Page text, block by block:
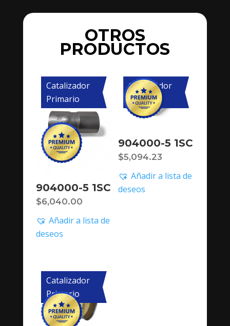
OTROS
PRODUCTOS
Catalizador
Primario
904000-5 1SC
$6,040.00
Añadir a lista de
deseos
Catalizador
Primario
904000-5 1SC
$5,094.23
Añadir a lista de
deseos
Catalizador
Primario